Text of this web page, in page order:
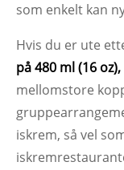
som enkelt kan
Hvis du er ute
på 480 ml (16
mellomstore
iskrem, så vel